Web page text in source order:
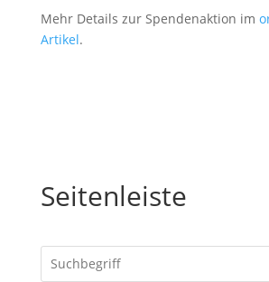
Mehr Details zur Spendenaktion im
Artikel.
Seitenleiste